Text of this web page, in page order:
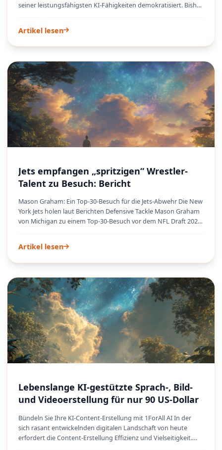
seiner leistungsfähigsten KI-Fähigkeiten demokratisiert. Bisher
Skills sind jetzt für alle kostenlosen Claude-Nutzer verfügbar.
Dieser Schritt beseitigt eine große Hürde und macht
eine breitere Akzeptanz zugänglich. Das Upgrade umfasst auch
verbesserte Sprach- und Bildersuche sowie die Fähigkeit,
längere Gespräche zu führen, was das Erlebnis für alle im
kostenlosen Tarif weiter bereichert.
Artikel lesen
Jets empfangen „spritzigen“ Wrestler-
Talent zu Besuch: Bericht
Mason Graham: Ein Top-30-Besuch für die Jets-Abwehr Die New
York Jets holen laut Berichten Defensive Tackle Mason Graham
von Michigan zu einem Top-30-Besuch vor dem NFL Draft 2025.
Graham, ein Ausnahmespieler in Michigan, hat für seine
disruptive Spielweise viel Aufmerksamkeit auf sich gezogen
Wahlrecht an der Reihe sind, sind in einer hervorragenden
Position, um einen Elite-Talent wie Graham zu verpflichten,
insbesondere wenn er in Mock Drafts aufgrund von Faktoren,
die Teams zögern lassen könnten, etwas abfällt.
Artikel lesen
Lebenslange KI-gestützte Sprach-, Bild-
und Videoerstellung für nur 90 US-Dollar
Bündeln Sie Ihre KI-Content-Erstellung mit 1ForAll AI In der
sich rasant entwickelnden digitalen Landschaft von heute
erfordert die Content-Erstellung Effizienz und Vielseitigkeit.